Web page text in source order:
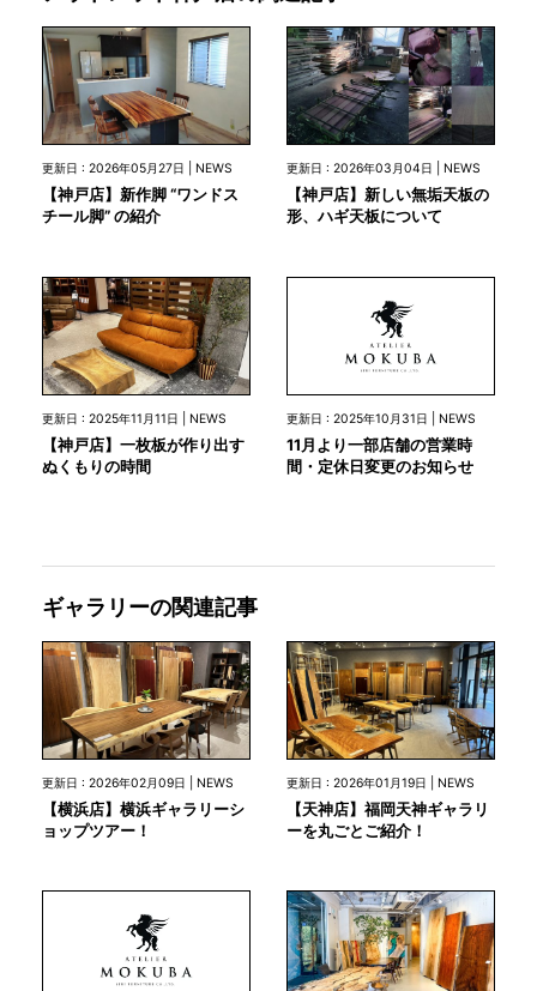
更新日 : 2026年05月27日 | NEWS
【神戸店】新作脚 “ワンドス
チール脚” の紹介
更新日 : 2026年03月04日 | NEWS
【神戸店】新しい無垢天板の
形、ハギ天板について
更新日 : 2025年11月11日 | NEWS
【神戸店】一枚板が作り出す
ぬくもりの時間
更新日 : 2025年10月31日 | NEWS
11月より一部店舗の営業時
間・定休日変更のお知らせ
ギャラリーの関連記事
更新日 : 2026年02月09日 | NEWS
【横浜店】横浜ギャラリーシ
ョップツアー！
更新日 : 2026年01月19日 | NEWS
【天神店】福岡天神ギャラリ
ーを丸ごとご紹介！